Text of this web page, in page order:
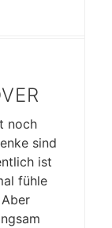
noch
sind
ist
fühle